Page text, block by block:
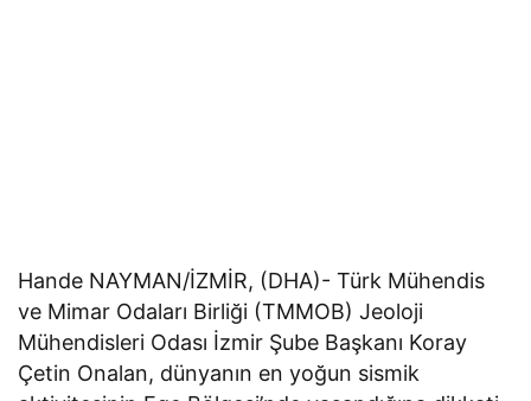
Hande NAYMAN/İZMİR, (DHA)- Türk Mühendis
ve Mimar Odaları Birliği (TMMOB) Jeoloji
Mühendisleri Odası İzmir Şube Başkanı Koray
Çetin Onalan, dünyanın en yoğun sismik